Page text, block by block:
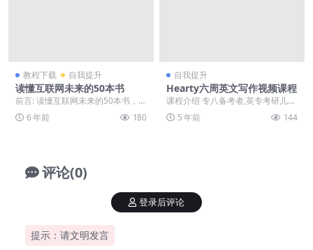
教程下载 自我提升
读懂互联网未来的50本书
前言: 读懂互联网未来的50本书，喜
欢就下载吧。 正文: 50本互联网时
代经典及...
6 年前 180
自我提升
Hearty六周英文写作视频课程
课程介绍 专八备考者,英专考研儿及
其他想写出地道又精彩的英语作文
的学习者。如何更...
5 年前 144
评论(0)
提示：请文明发言
登录后评论